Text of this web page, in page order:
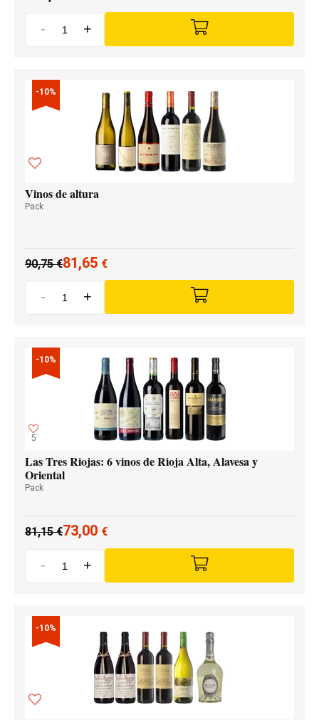
- +
-10%
Vinos de altura
Pack
90,75€81,65 €
- +
-10%
5
Las Tres Riojas: 6 vinos de Rioja Alta, Alavesa y
Oriental
Pack
81,15€73,00 €
- +
-10%